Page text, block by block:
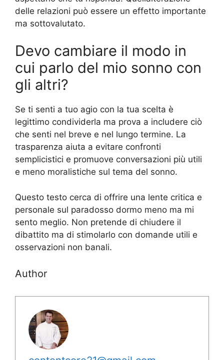
delle relazioni può essere un effetto importante
ma sottovalutato.
Devo cambiare il modo in
cui parlo del mio sonno con
gli altri?
Se ti senti a tuo agio con la tua scelta è
legittimo condividerla ma prova a includere ciò
che senti nel breve e nel lungo termine. La
trasparenza aiuta a evitare confronti
semplicistici e promuove conversazioni più utili
e meno moralistiche sul tema del sonno.
Questo testo cerca di offrire una lente critica e
personale sul paradosso dormo meno ma mi
sento meglio. Non pretende di chiudere il
dibattito ma di stimolarlo con domande utili e
osservazioni non banali.
Author